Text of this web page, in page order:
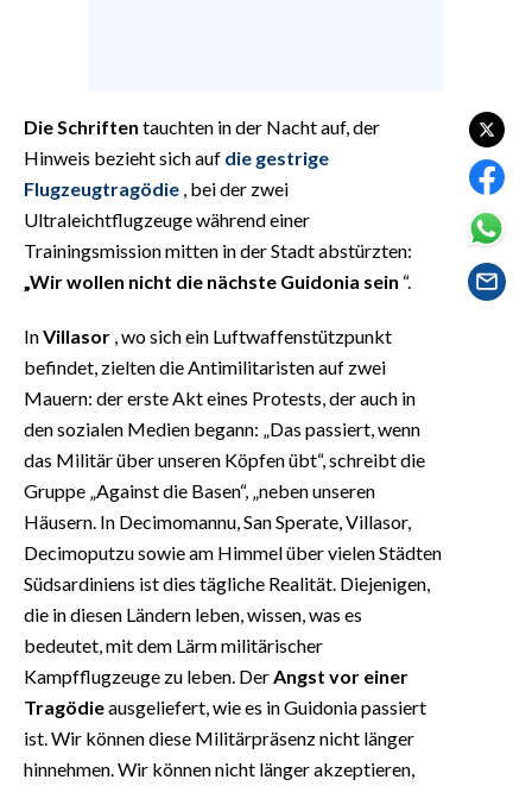
INSULARITÀ
INFO AZIENDE
ABBONATI
ANNUNCI
NECROLOGI
PUBBLICITÀ
Die Schriften tauchten in der Nacht auf, der
Hinweis bezieht sich auf die gestrige
Flugzeugtragödie , bei der zwei
Ultraleichtflugzeuge während einer
Trainingsmission mitten in der Stadt abstürzten:
„Wir wollen nicht die nächste Guidonia sein “.
InVillasor , wo sich ein Luftwaffenstützpunkt
befindet, zielten die Antimilitaristen auf zwei
Mauern: der erste Akt eines Protests, der auch in
den sozialen Medien begann: „Das passiert, wenn
das Militär über unseren Köpfen übt“, schreibt die
Gruppe „Against die Basen“, „neben unseren
Häusern. In Decimomannu, San Sperate, Villasor,
Decimoputzu sowie am Himmel über vielen Städten
Südsardiniens ist dies tägliche Realität. Diejenigen,
die in diesen Ländern leben, wissen, was es
bedeutet, mit dem Lärm militärischer
Kampfflugzeuge zu leben. Der Angst vor einer
Tragödieausgeliefert, wie es in Guidonia passiert
ist. Wir können diese Militärpräsenz nicht länger
hinnehmen. Wir können nicht länger akzeptieren,